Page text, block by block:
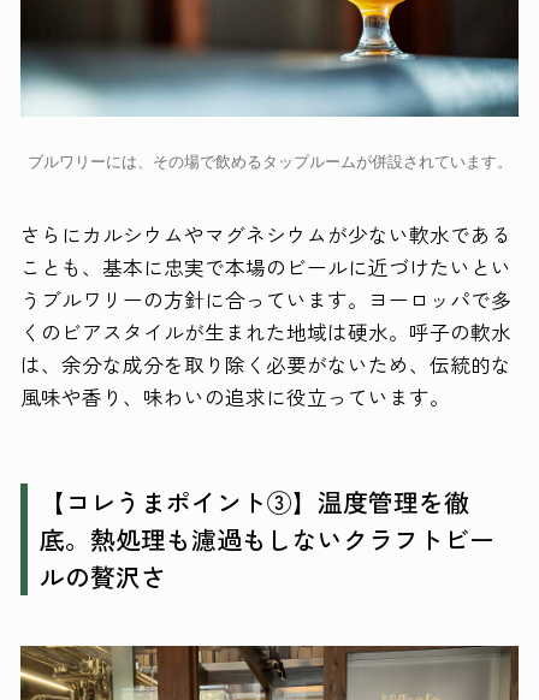
ブルワリーには、その場で飲めるタップルームが併設されています。
さらにカルシウムやマグネシウムが少ない軟水である
ことも、基本に忠実で本場のビールに近づけたいとい
うブルワリーの方針に合っています。ヨーロッパで多
くのビアスタイルが生まれた地域は硬水。呼子の軟水
は、余分な成分を取り除く必要がないため、伝統的な
風味や香り、味わいの追求に役立っています。
【コレうまポイント③】温度管理を徹
底。熱処理も濾過もしないクラフトビー
ルの贅沢さ